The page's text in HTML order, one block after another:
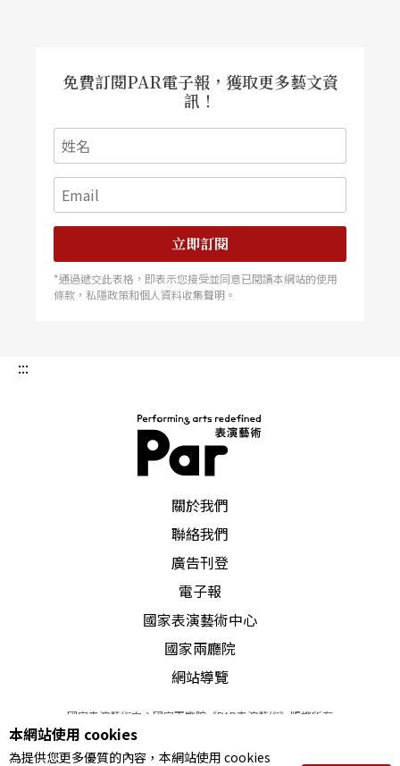
免費訂閱PAR電子報，獲取更多藝文資
訊！
立即訂閱
*通過遞交此表格，即表示您接受並同意已閱讀本網站的使用
條款，私隱政策和個人資料收集聲明。
:::
關於我們
聯絡我們
廣告刊登
電子報
國家表演藝術中心
國家兩廳院
網站導覽
國家表演藝術中心國家兩廳院《PAR表演藝術》版權所有
© 2022Performing arts redefined. All Rights Reserved
統一編號 Tax Id number 00973926
本網站使用 cookies
為提供您更多優質的內容，本網站使用 cookies